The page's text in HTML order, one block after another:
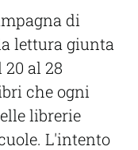
di
lettura giunta
al 28
che ogni
librerie
L'intento